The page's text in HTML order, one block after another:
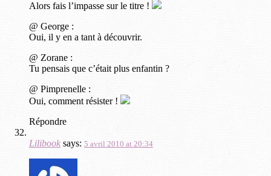
Alors fais l’impasse sur le titre !
@ George :
Oui, il y en a tant à découvrir.
@ Zorane :
Tu pensais que c’était plus enfantin ?
@ Pimprenelle :
Oui, comment résister !
Répondre
Lilibook says: 5 avril 2010 at 20:34